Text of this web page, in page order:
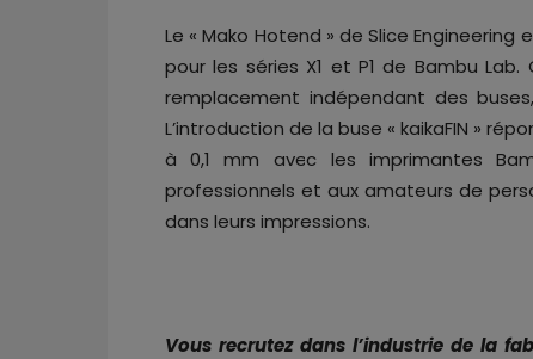
Le « Mako Hotend » de Slice
pour les séries X1 et P1 de Bambu
remplacement indépendant des
L’introduction de la buse « kaikaFIN »
à 0,1 mm avec les imprimantes
professionnels et aux amateurs de
dans leurs impressions.
Vous recrutez dans l’industrie de la